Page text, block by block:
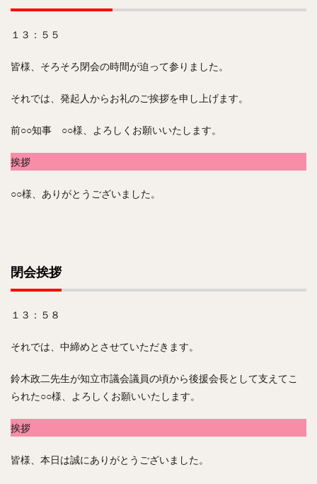
１３：５５
皆様、そろそろ閉会の時間が迫って参りました。
それでは、発起人からお礼のご挨拶を申し上げます。
前○○知事 ○○様、よろしくお願いいたします。
挨拶
○○様、ありがとうございました。
閉会挨拶
１３：５８
それでは、中締めとさせていただきます。
鈴木政二先生が知立市議会議員の頃から後援会長として支えてこ
られた○○様、よろしくお願いいたします。
挨拶
皆様、本日は誠にありがとうございました。